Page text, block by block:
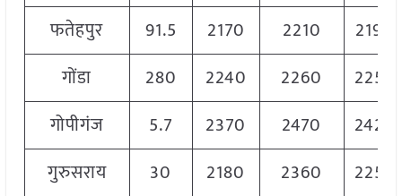
फतेहपुर
91.5 2170 2210
2190
गोंडा
280 2240 2260
2250
गोपीगंज
5.7 2370 2470
2420
गुरुसराय
30 2180 2360
2250